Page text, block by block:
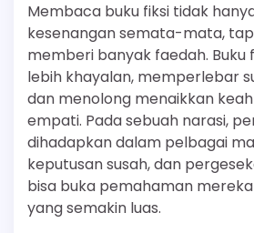
Membaca buku fiksi tidak
kesenangan semata-mata,
memberi banyak faedah. Buku
lebih khayalan, memperlebar
dan menolong menaikkan
empati. Pada sebuah narasi,
dihadapkan dalam pelbagai
keputusan susah, dan
bisa buka pemahaman
yang semakin luas.